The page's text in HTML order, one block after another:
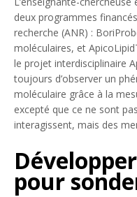
deux programmes
recherche (ANR) :
moléculaires, et
le projet interdisciplinaire
toujours d’observer un
moléculaire grâce à la
excepté que ce ne sont
interagissent, mais des
pour